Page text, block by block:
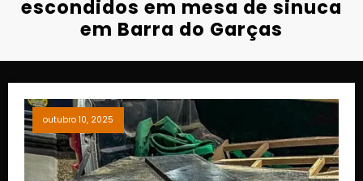
escondidos em mesa de sinuca
em Barra do Garças
outubro 10, 2025